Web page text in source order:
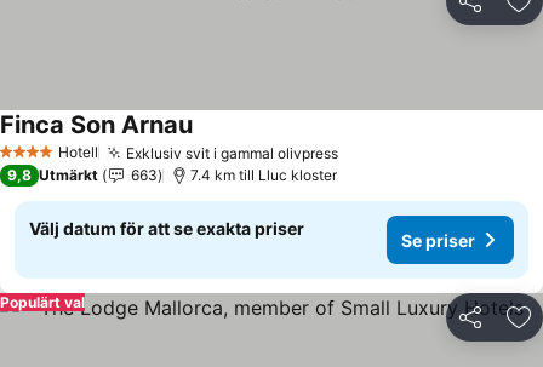
Dela
4 StjärnorHotell Exklusiv svit i gammal olivpressSe priser
Finca Son ArnauSe priser
9,8 Utmärkt 663 7.4 km till Lluc kloster
Välj datum för att se exakta priser
Se priser
Dela
Populärt val